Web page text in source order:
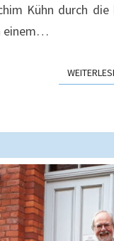
Kühn durch
einem…